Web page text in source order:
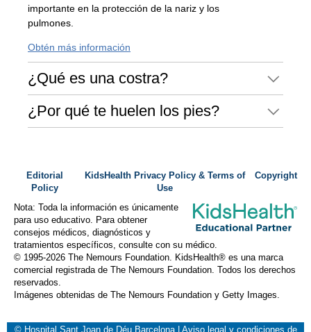
importante en la protección de la nariz y los
pulmones.
Obtén más información
¿Qué es una costra?
¿Por qué te huelen los pies?
Editorial
Policy
KidsHealth Privacy Policy & Terms of
Use
Copyright
Nota: Toda la información es únicamente
para uso educativo. Para obtener
consejos médicos, diagnósticos y
tratamientos específicos, consulte con su médico.
© 1995-2026 The Nemours Foundation. KidsHealth® es una marca
comercial registrada de The Nemours Foundation. Todos los derechos
reservados.
Imágenes obtenidas de The Nemours Foundation y Getty Images.
© Hospital Sant Joan de Déu Barcelona Aviso legal y condiciones de